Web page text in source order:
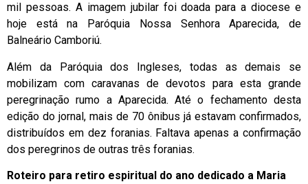
mil pessoas. A imagem jubilar foi doada para a diocese e
hoje está na Paróquia Nossa Senhora Aparecida, de
Balneário Camboriú.
Além da Paróquia dos Ingleses, todas as demais se
mobilizam com caravanas de devotos para esta grande
peregrinação rumo a Aparecida. Até o fechamento desta
edição do jornal, mais de 70 ônibus já estavam confirmados,
distribuídos em dez foranias. Faltava apenas a confirmação
dos peregrinos de outras três foranias.
Roteiro para retiro espiritual do ano dedicado a Maria